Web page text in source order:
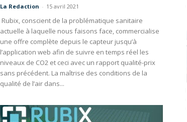
La Redaction - 15 avril 2021
Rubix, conscient de la problématique sanitaire
actuelle à laquelle nous faisons face, commercialise
une offre complète depuis le capteur jusqu’à
l’application web afin de suivre en temps réel les
niveaux de CO2 et ceci avec un rapport qualité-prix
sans précédent. La maîtrise des conditions de la
qualité de l’air dans...